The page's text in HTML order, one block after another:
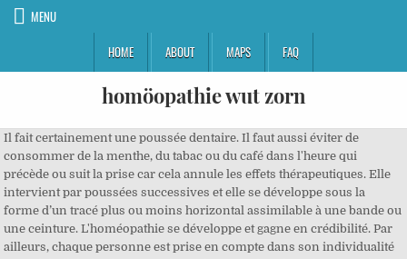
MENU
HOME
ABOUT MAPS FAQ
homöopathie wut zorn
Il fait certainement une poussée dentaire. Il faut aussi éviter de consommer de la menthe, du tabac ou du café dans l'heure qui précède ou suit la prise car cela annule les effets thérapeutiques. Elle intervient par poussées successives et elle se développe sous la forme d’un tracé plus ou moins horizontal assimilable à une bande ou une ceinture. L'homéopathie se développe et gagne en crédibilité. Par ailleurs, chaque personne est prise en compte dans son individualité et sa globalité afin de trouver les traitements les plus adaptés. Créée par Samuel Hahnemann au début du XIXe siècle, l'homéopathie appartient au domaine des médecines douces. Avant l’apparition des éruptions cutanées, la prescription de Staphylococcinum 15 CH, à raison d’une dose les trois premiers jours, permet de réduire la durée d’évolution de la maladie. Pour soigner en douceur les maux de tous les jours. Stress : et si j’essayais l’homéopathie ? Elle est pratiquée par les médecins dans l'ensemble du monde. Lorsque les douleurs sont violentes avec des sensations de brûlures aggravées par la chaleur, Mezereum 15 CH, est bien indiqué, à raison de 5 granules, le matin et le soir. « Rhumatologie » et homéopathie Sous l'effet de l'âge et de la sédentarité, les articulations finissent par perdre de leur souplesse, ce qui provoque alors sensations d'inconfort et douleurs au … Pathologies et homéopathie » Début à Quinze Pathologie et homéopathie sont deux sciences qui ne vont pas l'une sans l'autre, la recherche en homéopathie pour une … Charte des données personnelles et usage des cookies. Pour soulager les percées dentaires douloureuses, toutes nos solutions 100% naturelles. Il est important de consulter un médecin dès que possible lorsqu’apparaissent des signes manifestes d’un zona. Paracétamol, ibuprofène, aspirine.. Ces antidouleurs sont très efficaces. Généralement, l’éruption vésiculeuse cutanée est unilatérale. L’homéopathie est efficace pour soulager le zona. 77 % d'entre eux ont déjà eu recours à celle-ci, selon un sondage Ifop dévoilé en exclusivité par Le Parisien. L'homéopathie peut être utilisée de manière préventive afin de limiter les maladies saisonnières. Während die medizinische Disziplin "Pathologie" die Lehre von den abnormen und krankhaften Vorgängen und Zuständen im Körper und deren Ursachen (Krankheitslehre) beschreibt, versteht sich die Homöopathie als eine sanfte Methode zur Heilung von Krankheiten. Retour à l’accueil « Il n’est en aucun cas nécessaire d’employer plus d’un médicament à la fois » Samuel Hahnemann, Organon §272. Pour soigner l'insomnie avec les remèdes homéopathiques, le médecin sur base avant tout sur le profil des insomniaques. Kleine Risse können das … Toute reproduction ou représentation totale ou partielle de ce site par quelque procédé que ce … Y a-t-il un moyen de les atténuer voir de les supprimer ? Soignez-vous grâce à l'homéopathie sur pharmacieveau.fr, une pharmacie française spécialisée dans les médecines naturelles qui vous fera faire des économies ! Dans tous les cas, une prise en charge médicale rapide limite les risques de complications marquées par une surinfection des lésions cutanées, des douleurs post-zostériennes, une douleur au niveau de l’œil, pouvant provoquer une paralysie oculaire ou la cécité. Il n'y a pas de contre-indications en homéopathie ou très peu, car elle ne provoque pas d'effets indésirables. De manière générale, il existe très peu de précautions d'usage en homéopathie. Quelques conseils pratiques pour vous aider à l’apaiser. Englische Seminare in Klassischer Homöopathie Band 1, George Vithoulkas / Vassilis Ghegas / Roger Morrison, achetez maintenant, Produit à prix réduit, Homéopathie-Méthodologie-Ecoles, avec Extrait. Das Anlegen des Kindes kann nach der Geburt durch wunde Brustwar-zen und Schmerzen erheblich behindert werden. D'après le sondage réalisé par Ipsos pour les laboratoires Boiron, 56% des Français utilisent des médicaments homéopathiques, dont 36% d'utilisateurs "réguliers". Somnolence diurne excessive et homéopathie. Certaines restent ponctuelles et liées à un facteur précis, alors que d’autres s’installent durablement. Yeux qui piquent, nez qui coule, éternuements en cascade : les pollens sont de retour ! Une médecine douce pour tous : L'homéopathie est une médecine douce pratiquée un peu partout dans le monde, que ce soit par des médecins, des naturopathes et autres professionnels de santé. 3 plantes pour calmer vos petites douleurs, Homéopathie : des solutions contre le stress existent, Crevasses et engelures : soignez les bobos de l'hiver au naturel, Soulager les petits maux digestifs avec la médecine douce, Grossesse : existe-t-il un remède contre les nausées, Homéopathie : la HAS recommande son déremboursement, Le médecin prétend « remédier » à l'homosexualité via l'homéopathie : une enquête ouverte. Ces traitements homéopathiques Cette douleur continue ou intermittente, peut être intense, voire intolérable, au niveau de l’éruption cutanée. Le contenu de notre site est fourni à titre informatif. Victoire pour la science : Emmanuel Macron vient de se prononcer, après avoir hésité, pour le déremboursement de l'homéopathie. Attention donc à l'usage du dentifrice mentholé, pouvant altérer les effets de ces médicaments. Des démangeaisons et de fortes douleurs, sont également ressenties au niveau de la poitrine, de l’abdomen et du visage. Bienvenue chez Jean-Jacques Kasparian. L'estomac provoque des nausées ou des renvois acides lorsqu'il n'apprécie pas des aliments. Pour apaiser vos douleurs, vous avez pris l'habitude d'avaler des antalgiques. Il a sûrement des coliques, fréquentes chez les petits. Règles douloureuses : et si vous testiez les médecines douces ? Zoom sur 4 méthodes douces pour dire stop à la cigarette. Les conseils du Dr Pierre Popowski, pédiatre homéopathe. Le stress se définit comme étant un ensemble de réactions physiques et physiologiques de l'organisme, face à une situation particulière, qui cause de l’anxiété. Mais l'homéopathie peut aussi parfois être très utile pour soulager les douleurs. Der zuletzt genannte Name erinnert daran, dass Staphisagria in Reinform und als Salbe zubereitet sehr lange gegen Läuse Verwendung fand Störungen der Brustwarzen. Dans un récent communiqué, la HAS s'est déclarée défavorable au maintien du remboursement de l'homéopathie par l'Assurance Maladie. Pour vous accompagner dans votre sevrage tabagique, certaines plantes peuvent atténuer l'envie de fumer et réduire l'envie de grignoter. Les bébés peuvent aussi prendre ce type de remèdes, à condition de laisser fondre les granules dans de l'eau tiède avant de leur donner. Ils l'aident à guérir sans l'agresser, à l'inverse des médicaments allopathiques. Quel traitement homéopathique pour soigner une conjonctivite ? Pour en savoir plus ou exercer vos droits, vous pouvez consulter nos conditions générales d'utilisation. L’homéopathie est une médecine alternative aux médicaments.Douce et efficace, elle convient au plus grand nombre. En effet, le traitement est particulièrement efficace lorsqu’il intervient dans les 72 heures suivant l’apparition des vésicules. En latin, zona signifie, ceinture. L'épidémie de gastro s'étend sur tout le territoire. Staphisagria wird gewonnen aus einer in Südeuropa heimischen Ranunculazee, die dem Rittersporn botanisch verwandt ist; sie heißt auch „Stephanskörner” oder „Läusepfeffer”. Quand on voyage loin de chez soi, il est essentiel d'avoir dans ses bagages les remèdes homéopathiques de base pour soigner efficacement petits maux et bobos. Ces vésicules provoquent des sensations de brûlures, de picotements. Von der Homöopathie sind immer mehr Menschen begeistert und fasziniert. Il est tout à fait normal de ressentir du stress face à certaines situations momentanées, mais s’il perdure, il peut affecter notre santé. Wer bereits die Wirkung einer homöopathischen Behandlung erlebt hat, ist meist tief beeindruckt von der körperlichen Wirkung und noch mehr von den Auswirkungen der homöopathischen Arzneimittel auf die Seele. Bouffées de chaleur : les solutions des médecines douces, Lucite estivale : comment mieux cohabiter avec le soleil, Accouchement : l’homéopathie pour mieux se préparer, Stress : on le soigne avec les médecines douces, Trousse homéopathique, les indispensables, Cancer : mieux vivre sa chimiothérapie avec les médecines douces, La Haute Autorité de Santé (HAS) défavorable au remboursement de l'homéopathie, L'avis sur le remboursement de l'homéopathie repoussé au printemps, Après la tribune " anti médecines alternatives ", les homéopathes contre-attaquent, Homéopathie : la mise au point de l'Ordre des médecins, Pollens : l'homéopathie pour soulager les allergies. C'est décidé, c'est cet été que vous arrêtez de fumer. Et quand des champignons ou des Escherichia coli envahissent trop souvent notre intimité, il est bon d'aider la nature. Pathologies et homéopathie Pathologie et homéopathie sont deux sciences qui ne vont pas l'une sans l'autre, la recherche en homéopathie pour une maladie est toujours associée à son étude pathologique. Découvrez notre large gamme de remèdes en aromathérapie, homéopathie et phytothérapie. Tomber enceinte avec l'homéopathie. Le principe de l'homéopathie repose sur l'idée que le corps est capable de s'auto-guérir. Pour sa deuxième grande enquête, PasseportSanté aborde le sujet épineux de l’homéopathie. 4. Homéopathie, phytothérapie, aromathérapie... la médecine douce peut vous aider à vous remettre sur pied après une gastro. L'homéopathie est de plus en plus plébiscitée, tant par les patients que par les médecins. Le zona, également désigné herpès zoster, est une infection virale caractérisée par une éruption douloureuse de la peau dans une région anatomique innervée par une racine nerveuse. La ministre de la Santé Agnès Buzyn, juge que le remboursement de l'homéopathie devrait être conditionné à une évaluation de son efficacité par l'Assurance maladie. Un pédiatre du Var a été condamné à un